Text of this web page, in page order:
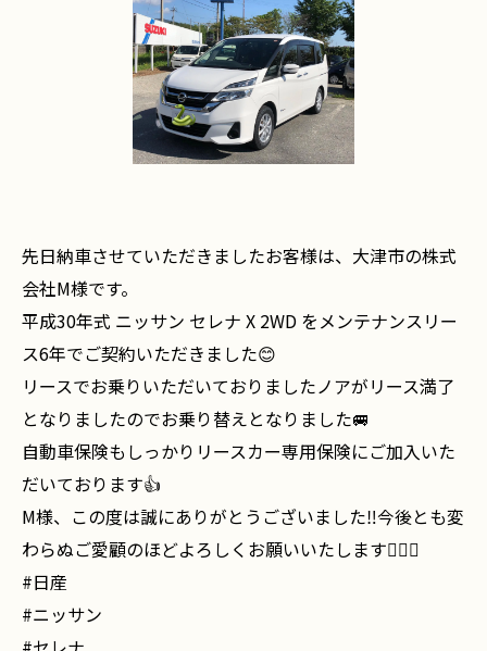
先日納車させていただきましたお客様は、大津市の株式
会社M様です。
平成30年式 ニッサン セレナ X 2WD をメンテナンスリー
ス6年でご契約いただきました😊
リースでお乗りいただいておりましたノアがリース満了
となりましたのでお乗り替えとなりました🚐
自動車保険もしっかりリースカー専用保険にご加入いた
だいております👍
M様、この度は誠にありがとうございました‼️今後とも変
わらぬご愛顧のほどよろしくお願いいたします🙇🏻‍♂️
#日産
#ニッサン